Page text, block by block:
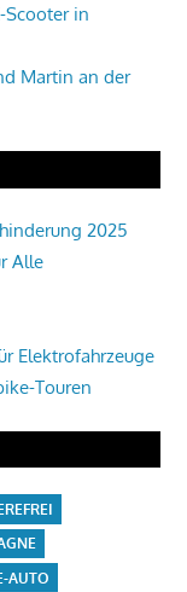
Scooter in
Martin an der
2025
Alle
Elektrofahrzeuge
Touren
AUTO